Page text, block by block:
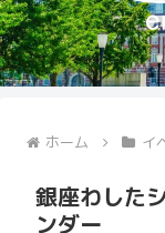
ホーム イ
銀座わした
ンダー